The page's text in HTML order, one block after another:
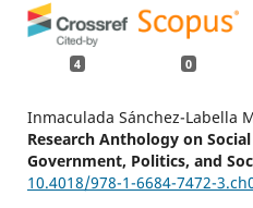
4 0
Inmaculada Sánchez-Labella
Research Anthology on
Government, Politics, and
10.4018/978-1-6684-7472-